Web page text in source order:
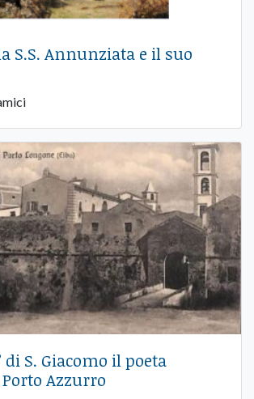
S.S. Annunziata e il suo
di S. Giacomo il poeta
Azzurro